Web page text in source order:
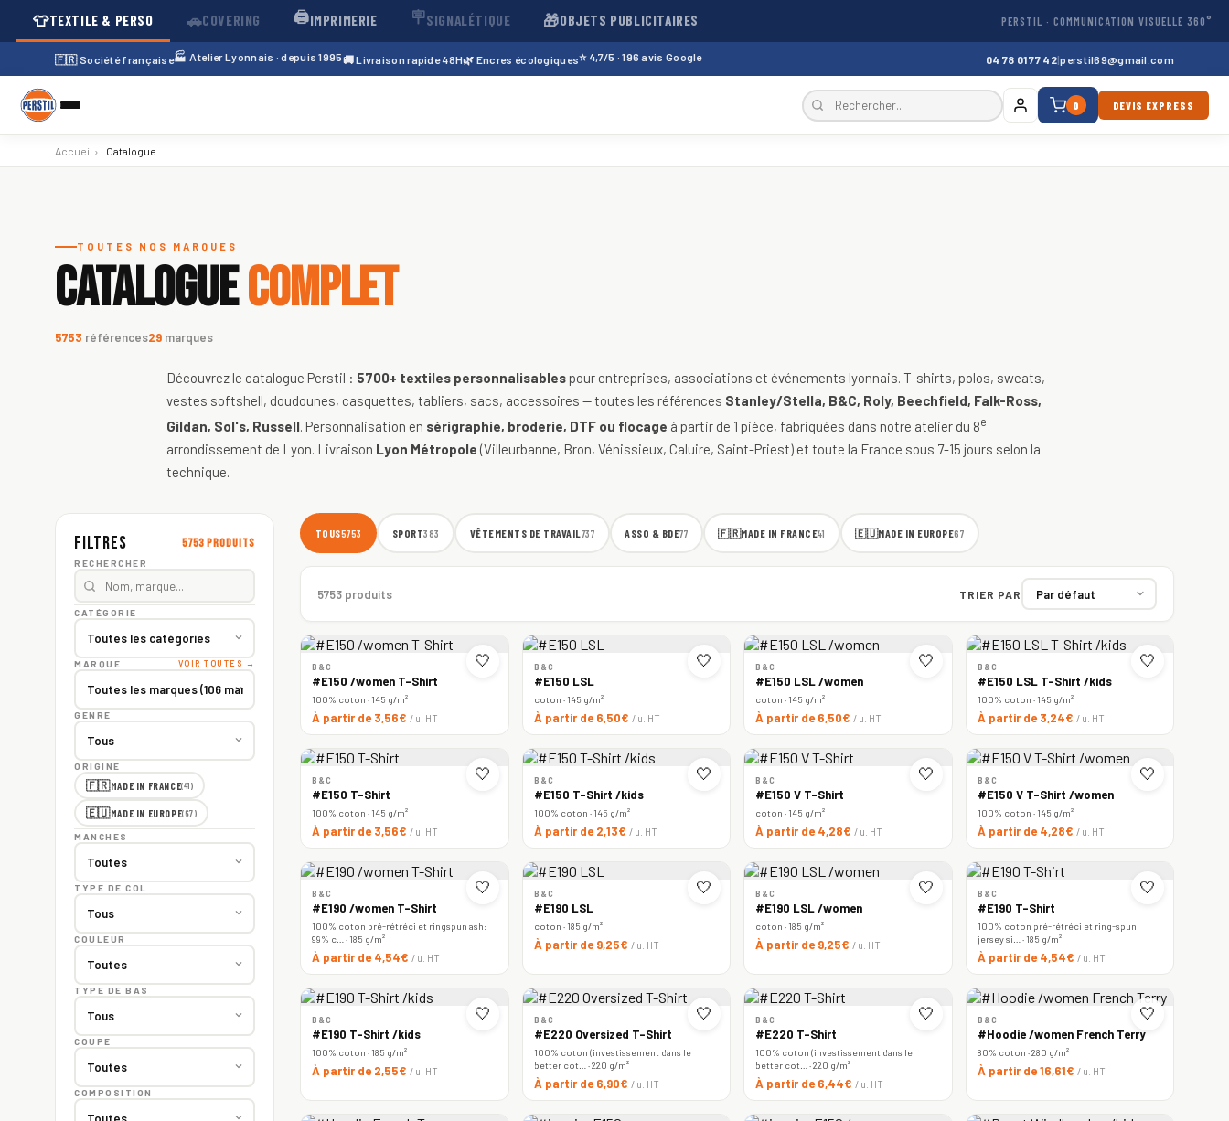
👕TEXTILE & PERSO 🚗COVERING 🖨️IMPRIMERIE 🪧SIGNALÉTIQUE 🎁OBJETS PUBLICITAIRES PERSTIL · COMMUNICATION VISUELLE 360°
🇫🇷 Société française🏭 Atelier Lyonnais · depuis 1995🚚 Livraison rapide 48H🌿 Encres écologiques⭐ 4,7/5 · 196 avis Google 04 78 01 77 42|perstil69@gmail.com
0 DEVIS EXPRESS
Accueil › Catalogue
TOUTES NOS MARQUES
CATALOGUECOMPLET
5753 références29 marques
Découvrez le catalogue Perstil : 5700+ textiles personnalisables pour entreprises, associations et événements lyonnais. T-shirts, polos, sweats,
vestes softshell, doudounes, casquettes, tabliers, sacs, accessoires — toutes les références Stanley/Stella, B&C, Roly, Beechfield, Falk-Ross,
Gildan, Sol's, Russell. Personnalisation en sérigraphie, broderie, DTF ou flocage à partir de 1 pièce, fabriquées dans notre atelier du 8e
arrondissement de Lyon. Livraison Lyon Métropole (Villeurbanne, Bron, Vénissieux, Caluire, Saint-Priest) et toute la France sous 7-15 jours selon la
technique.
Filtres 5753 produits
RECHERCHER
CATÉGORIE
MARQUE VOIR TOUTES →
GENRE
ORIGINE
🇫🇷MADE IN FRANCE(41)
🇪🇺MADE IN EUROPE(67)
MANCHES
TYPE DE COL
COULEUR
TYPE DE BAS
COUPE
COMPOSITION
TOUS5753 SPORT383 VÊTEMENTS DE TRAVAIL737 ASSO & BDE77 🇫🇷MADE IN FRANCE41 🇪🇺MADE IN EUROPE67
5753 produits TRIER PAR
🤍
B&C
#E150 /women T-Shirt
100% coton · 145 g/m²
À partir de 3,56€ / u. HT
🤍
B&C
#E150 LSL
coton · 145 g/m²
À partir de 6,50€ / u. HT
🤍
B&C
#E150 LSL /women
coton · 145 g/m²
À partir de 6,50€ / u. HT
🤍
B&C
#E150 LSL T-Shirt /kids
100% coton · 145 g/m²
À partir de 3,24€ / u. HT
🤍
B&C
#E150 T-Shirt
100% coton · 145 g/m²
À partir de 3,56€ / u. HT
🤍
B&C
#E150 T-Shirt /kids
100% coton · 145 g/m²
À partir de 2,13€ / u. HT
🤍
B&C
#E150 V T-Shirt
coton · 145 g/m²
À partir de 4,28€ / u. HT
🤍
B&C
#E150 V T-Shirt /women
100% coton · 145 g/m²
À partir de 4,28€ / u. HT
🤍
B&C
#E190 /women T-Shirt
100% coton pré-rétréci et ringspun ash:
99% c… · 185 g/m²
À partir de 4,54€ / u. HT
🤍
B&C
#E190 LSL
coton · 185 g/m²
À partir de 9,25€ / u. HT
🤍
B&C
#E190 LSL /women
coton · 185 g/m²
À partir de 9,25€ / u. HT
🤍
B&C
#E190 T-Shirt
100% coton pré-rétréci et ring-spun
jersey si… · 185 g/m²
À partir de 4,54€ / u. HT
🤍
B&C
#E190 T-Shirt /kids
100% coton · 185 g/m²
À partir de 2,55€ / u. HT
🤍
B&C
#E220 Oversized T-Shirt
100% coton (investissement dans le
better cot… · 220 g/m²
À partir de 6,90€ / u. HT
🤍
B&C
#E220 T-Shirt
100% coton (investissement dans le
better cot… · 220 g/m²
À partir de 6,44€ / u. HT
🤍
B&C
#Hoodie /women French Terry
80% coton · 280 g/m²
À partir de 16,61€ / u. HT